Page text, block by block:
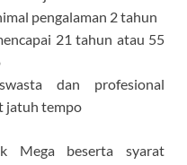
pengalaman 2 tahun
21 tahun atau 55
dan profesional
jatuh tempo
Mega beserta syarat